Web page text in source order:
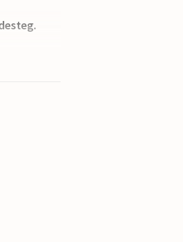
wenigen